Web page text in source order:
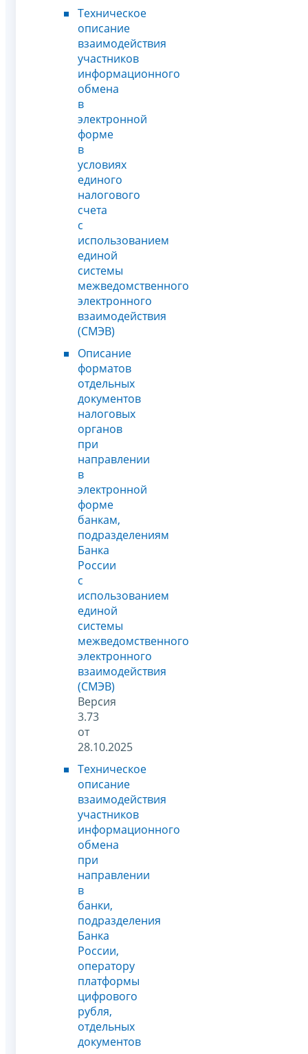
Техническое
описание
взаимодействия
участников
информационного
обмена
в
электронной
форме
в
условиях
единого
налогового
счета
с
использованием
единой
системы
межведомственного
электронного
взаимодействия
(СМЭВ)
Описание
форматов
отдельных
документов
налоговых
органов
при
направлении
в
электронной
форме
банкам,
подразделениям
Банка
России
с
использованием
единой
системы
межведомственного
электронного
взаимодействия
(СМЭВ)
Версия
3.73
от
28.10.2025
Техническое
описание
взаимодействия
участников
информационного
обмена
при
направлении
в
банки,
подразделения
Банка
России,
оператору
платформы
цифрового
рубля,
отдельных
документов